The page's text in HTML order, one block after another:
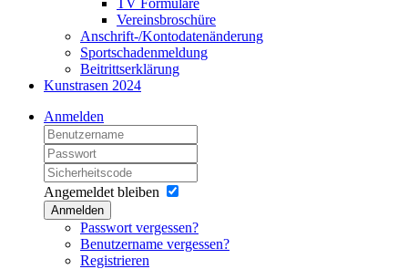
TV Formulare
Vereinsbroschüre
Anschrift-/Kontodatenänderung
Sportschadenmeldung
Beitrittserklärung
Kunstrasen 2024
Anmelden
Angemeldet bleiben
Anmelden
Passwort vergessen?
Benutzername vergessen?
Registrieren